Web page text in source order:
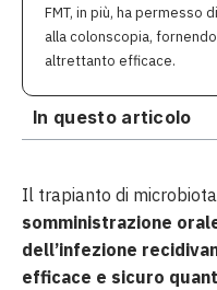
FMT, in più, ha permesso
alla colonscopia,
altrettanto efficace.
In questo articolo
Il trapianto di
somministrazione
dell’infezione
efficace e sicuro